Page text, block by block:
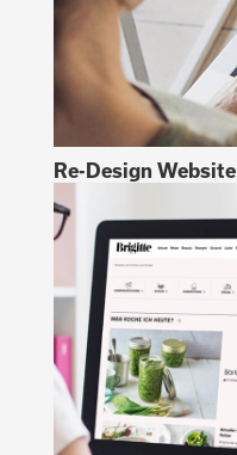
Re-Design Website